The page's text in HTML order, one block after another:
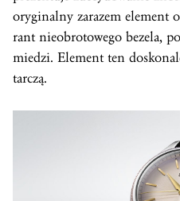
oryginalny zarazem element
rant nieobrotowego bezela,
miedzi. Element ten
tarczą.